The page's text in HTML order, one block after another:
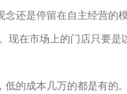
是停留在自主经营的模
现在市场上的门店只要
成本几万的都是有的。